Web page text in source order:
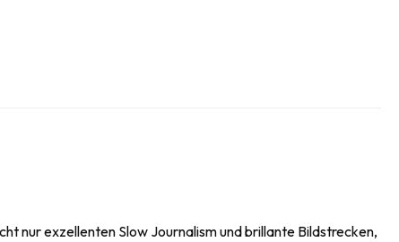
nur exzellenten Slow Journalism und brillante Bildstrecken,